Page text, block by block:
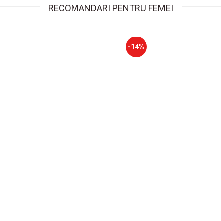
RECOMANDARI PENTRU FEMEI
-14%